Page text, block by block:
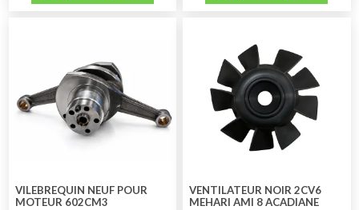
VILEBREQUIN NEUF POUR
MOTEUR 602CM3
VENTILATEUR NOIR 2CV6
MEHARI AMI 8 ACADIANE